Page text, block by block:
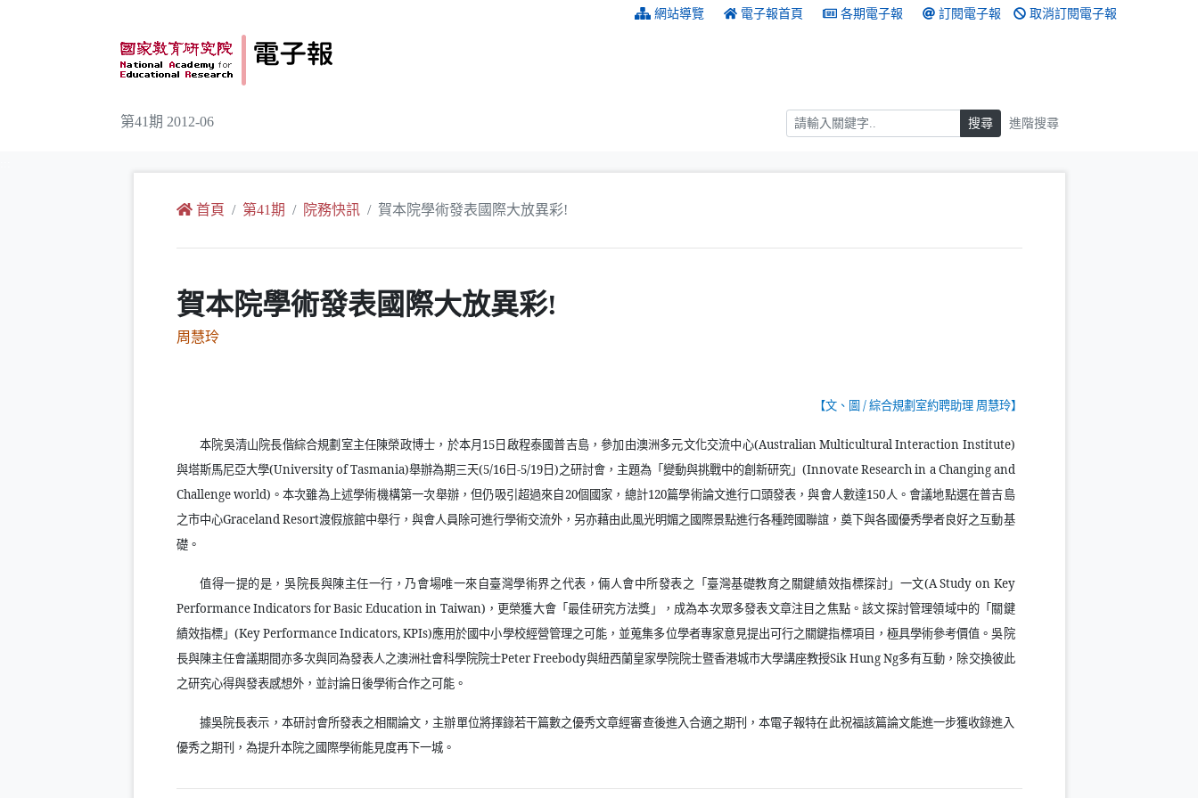
網站導覽 電子報首頁 各期電子報 訂閱電子報 取消訂閱電子報
第41期 2012-06 搜尋 搜尋 進階搜尋
首頁 第41期 院務快訊 賀本院學術發表國際大放異彩!
賀本院學術發表國際大放異彩!
周慧玲
【文、圖/綜合規劃室約聘助理 周慧玲】
本院吳清山院長偕綜合規劃室主任陳榮政博士，於本月15日啟程泰國普吉島，參加由澳洲多元文化交流中心(Australian Multicultural Interaction Institute)
與塔斯馬尼亞大學(University of Tasmania)舉辦為期三天(5/16日-5/19日)之研討會，主題為「變動與挑戰中的創新研究」(Innovate Research in a Changing and
Challenge world) 。本次雖為上述學術機構第一次舉辦，但仍吸引超過來自20個國家，總計120篇學術論文進行口頭發表，與會人數達150人。會議地點選在普吉島
之市中心Graceland Resort渡假旅館中舉行，與會人員除可進行學術交流外，另亦藉由此風光明媚之國際景點進行各種跨國聯誼，奠下與各國優秀學者良好之互動基
礎。
值得一提的是，吳院長與陳主任一行，乃會場唯一來自臺灣學術界之代表，倆人會中所發表之「臺灣基礎教育之關鍵績效指標探討」一文(A Study on Key
Performance Indicators for Basic Education in Taiwan) ，更榮獲大會「最佳研究方法獎」，成為本次眾多發表文章注目之焦點。該文探討管理領域中的「關鍵
績效指標」 (Key Performance Indicators, KPIs)應用於國中小學校經營管理之可能，並蒐集多位學者專家意見提出可行之關鍵指標項目，極具學術參考價值。吳院
長與陳主任會議期間亦多次與同為發表人之澳洲社會科學院院士Peter Freebody與紐西蘭皇家學院院士暨香港城市大學講座教授Sik Hung Ng多有互動，除交換彼此
之研究心得與發表感想外，並討論日後學術合作之可能。
據吳院長表示，本研討會所發表之相關論文，主辦單位將擇錄若干篇數之優秀文章經審查後進入合適之期刊，本電子報特在此祝福該篇論文能進一步獲收錄進入
優秀之期刊，為提升本院之國際學術能見度再下一城。